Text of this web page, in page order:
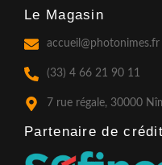
e
o
o
k
-
f
t
g
a
m
t
b
Le Magasin
accueil@photonimes.fr
(33) 4 66 21 90 11
7 rue régale, 30000
Partenaire de crédit​